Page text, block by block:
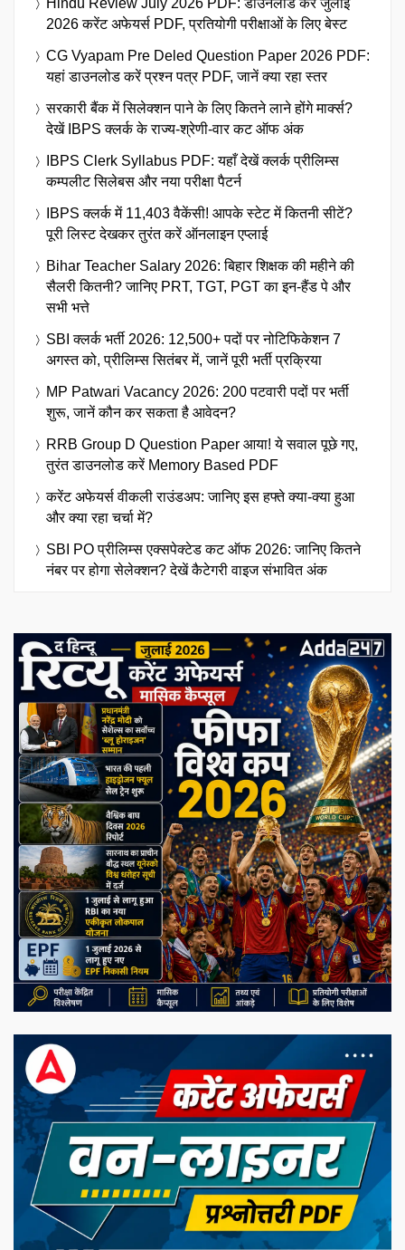
Hindu Review July 2026 PDF: डाउनलोड करें जुलाई
2026 करेंट अफेयर्स PDF, प्रतियोगी परीक्षाओं के लिए बेस्ट
CG Vyapam Pre Deled Question Paper 2026 PDF:
यहां डाउनलोड करें प्रश्न पत्र PDF, जानें क्या रहा स्तर
सरकारी बैंक में सिलेक्शन पाने के लिए कितने लाने होंगे मार्क्स?
देखें IBPS क्लर्क के राज्य-श्रेणी-वार कट ऑफ अंक
IBPS Clerk Syllabus PDF: यहाँ देखें क्लर्क प्रीलिम्स
कम्पलीट सिलेबस और नया परीक्षा पैटर्न
IBPS क्लर्क में 11,403 वैकेंसी! आपके स्टेट में कितनी सीटें?
पूरी लिस्ट देखकर तुरंत करें ऑनलाइन एप्लाई
Bihar Teacher Salary 2026: बिहार शिक्षक की महीने की
सैलरी कितनी? जानिए PRT, TGT, PGT का इन-हैंड पे और
सभी भत्ते
SBI क्लर्क भर्ती 2026: 12,500+ पदों पर नोटिफिकेशन 7
अगस्त को, प्रीलिम्स सितंबर में, जानें पूरी भर्ती प्रक्रिया
MP Patwari Vacancy 2026: 200 पटवारी पदों पर भर्ती
शुरू, जानें कौन कर सकता है आवेदन?
RRB Group D Question Paper आया! ये सवाल पूछे गए,
तुरंत डाउनलोड करें Memory Based PDF
करेंट अफेयर्स वीकली राउंडअप: जानिए इस हफ्ते क्या-क्या हुआ
और क्या रहा चर्चा में?
SBI PO प्रीलिम्स एक्सपेक्टेड कट ऑफ 2026: जानिए कितने
नंबर पर होगा सेलेक्शन? देखें कैटेगरी वाइज संभावित अंक